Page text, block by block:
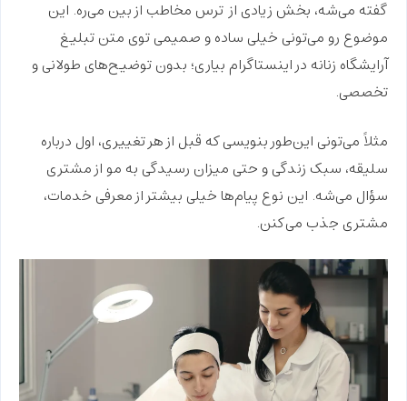
گفته می‌شه، بخش زیادی ازترس مخاطب از بین می‌ره. این
موضوع رو می‌تونی خیلی ساده و صمیمی توی متن تبلیغ
آرایشگاه زنانه در اینستاگرام بیاری؛ بدون توضیح‌های طولانی و
تخصصی.
مثلاً می‌تونی این‌طور بنویسی که قبل از هر تغییری، اول درباره
سلیقه، سبک زندگی و حتی میزان رسیدگی به مو از مشتری
سؤال می‌شه. این نوع پیام‌ها خیلی بیشتر از معرفی خدمات،
مشتری جذب می‌کنن.